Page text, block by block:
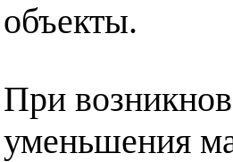
объекты.
При
уменьшения